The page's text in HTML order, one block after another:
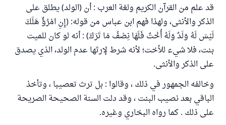
قد علم من القرآن الكريم ولغة العرب : أن (الولد) يطلق على
الذكر والأنثى، ولهذا فهم ابن عباس من قوله: (إِنِ امْرُؤٌ هَلَكَ
لَيْسَ لَهُ وَلَدٌ وَلَهُ أُخْتٌ فَلَهَا نِصْفُ مَا تَرَكَ) : أنه لو كان للميت
بنت، فلا شيء للأخت؛ لأنه شرط لإرثها عدم الولد، الذي يصدق
على الذكر والأنثى.
وخالفه الجمهور في ذلك ، وقالوا : بل ترث تعصيبا ، وتأخذ
الباقي بعد نصيب البنت ، وقد دلت السنة الصحيحة الصريحة
على ذلك . كما رواه البخاري وغيره.